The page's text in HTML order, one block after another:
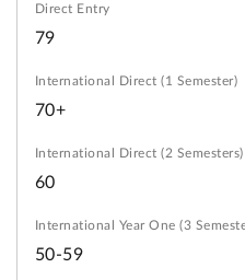
79
70+
60
50-59